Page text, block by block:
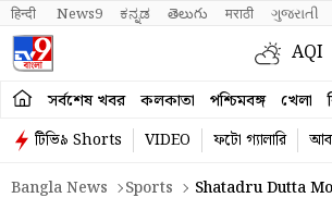
हिन्दी News9 ಕನ್ನಡ తెలుగు मराठी ગુજરાતી
AQI
সর্বশেষ খবর কলকাতা পশ্চিমবঙ্গ খেলা
টিভি৯ Shorts VIDEO ফটো গ্যালারি
Bangla News
Sports Shatadru Dutta